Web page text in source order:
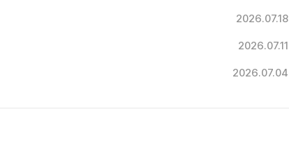
2026.07.18
2026.07.11
2026.07.04